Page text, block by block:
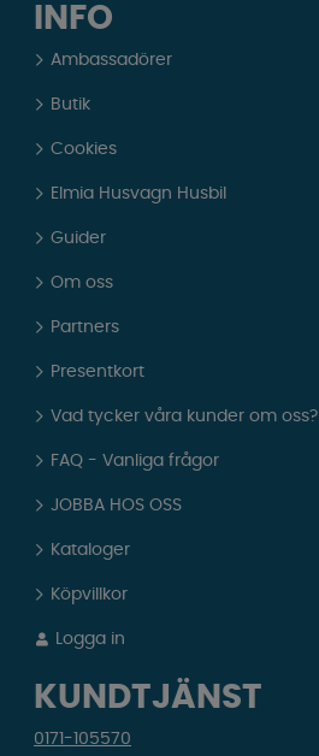
INFO
Ambassadörer
Butik
Cookies
Elmia Husvagn Husbil
Guider
Om oss
Partners
Presentkort
Vad tycker våra kunder om oss?
FAQ - Vanliga frågor
JOBBA HOS OSS
Kataloger
Köpvillkor
Logga in
KUNDTJÄNST
0171-105570